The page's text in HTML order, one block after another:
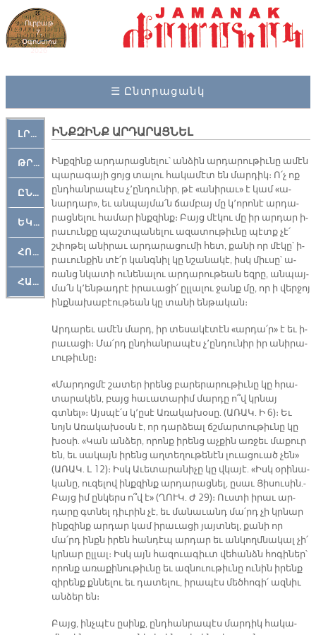
Ուրբաթ
7,
Օգոստոս
2026
☰ Ընտրացանկ
ԼՐԱՀՈՍ
ԹՐՔԱՀԱՅ ԿԵԱՆՔ
ԸՆԿԵՐԱՄՇԱԿՈՒԹԱՅԻՆ
ԵԿԵՂԵՑԱԿԱՆ
ՀՈԳԵՄՏԱՒՈՐ
ՀԱՐԹԱԿ
ԻՆՔԶԻՆՔ ԱՐԴԱՐԱՑՆԵԼ
Ինք­զինք ար­դա­րաց­նե­լու՝ ան­ձին ար­դա­րու­թիւ­նը ա­մէն
պա­րա­գա­յի ցոյց տա­լու հա­կա­մէտ են մար­դիկ։ Ո՛չ ոք
ընդ­հան­րա­պէս չ՚ըն­դու­նիր, թէ «ա­նի­րաւ» է կամ «ա­
նար­դար», եւ ան­պայ­մա՛ն ճամ­բայ մը կ՚ո­րո­նէ ար­դա­
րաց­նե­լու հա­մար ինք­զինք։ Բայց մէ­կու մը իր ար­դար ի­
րա­ւուն­քը պաշտ­պա­նե­լու ա­զա­տու­թիւ­նը պէտք չէ՛
շփո­թել ա­նի­րաւ ար­դա­րա­ցու­մի հետ, քա­նի որ մէ­կը՝ ի­
րա­ւուն­քին տէ՛ր կանգ­նիլ կը նշա­նա­կէ, իսկ միւ­սը՝ ա­
ռանց նկա­տի ու­նե­նա­լու ար­դա­րու­թեան եզ­րը, ան­պայ­
մա՛ն կ՚են­թադ­րէ ի­րա­ւա­ցի՛ ըլ­լա­լու ջանք մը, որ ի վեր­ջոյ
ինք­նա­խա­բէու­թեան կը տա­նի են­թա­կան։
Ար­դա­րեւ ա­մէն մարդ, իր տե­սա­կէ­տէն «ար­դա՛ր» է եւ ի­
րա­ւա­ցի։ Մա՛րդ ընդ­հան­րա­պէս չ՚ըն­դու­նիր իր ա­նի­րա­
ւու­թիւ­նը։
«Մար­դոց­մէ շա­տեր ի­րենց բա­րե­րա­րու­թիւ­նը կը հրա­
տա­րա­կեն, բայց հա­ւա­տա­րիմ մար­դը ո՞վ կրնայ
գտնել»։ Այս­պէ՛ս կ՚ը­սէ Ա­ռա­կա­խօ­սը. (Ա­ՌԱԿ. Ի 6)։ Եւ
նոյն Առ­ա­կա­խօսն է, որ դար­ձեալ ճշմար­տու­թիւ­նը կը
խօ­սի. «Կան ան­ձեր, ո­րոնք ի­րենց աչ­քին առ­ջեւ մա­քուր
են, եւ սա­կայն ի­րենց աղ­տե­ղու­թե­նէն լուա­ցուած չեն»
(Ա­ՌԱԿ. Լ 12)։ Իսկ Ա­ւե­տա­րա­նի­չը կը վկա­յէ. «Իսկ օ­րի­նա­
կա­նը, ու­զե­լով ինք­զինք ար­դա­րաց­նել, ը­սաւ Յի­սու­սին.-
Բայց իմ ըն­կերս ո՞վ է» (ՂՈՒԿ. Ժ 29)։ Ուս­տի ի­րաւ ար­
դա­րը գտնել դիւ­րին չէ, եւ մա­նա­ւանդ մա՛րդ չի կրնար
ինք­զինք ար­դար կամ ի­րա­ւա­ցի յայտ­նել, քա­նի որ
մա՛րդ ինքն ի­րեն հան­դէպ ար­դար եւ ան­կողմ­նա­կալ չի՛
կրնար ըլ­լալ։ Իսկ այն հա­զուա­գիւտ վե­հանձն հո­գի­ներ՝
ո­րոնք ա­ռա­քի­նու­թիւ­նը եւ ազ­նուու­թիւ­նը ու­նին ի­րենք
զի­րենք քննե­լու եւ դա­տե­լու, ի­րա­պէս մեծ­հո­գի՛ ազ­նիւ
ան­ձեր են։
Բայց, ինչ­պէս ը­սինք, ընդ­հան­րա­պէս մար­դիկ հա­կա­